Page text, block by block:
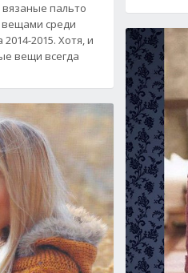
пальто
среди
2015. Хотя, и
вещи всегда